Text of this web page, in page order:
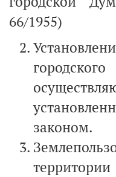
66/1955)
законом.